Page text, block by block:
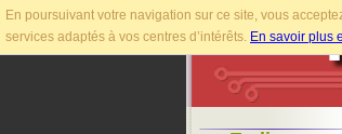
En poursuivant votre navigation sur ce site, vous
services adaptés à vos centres d’intérêts. En savoir plus